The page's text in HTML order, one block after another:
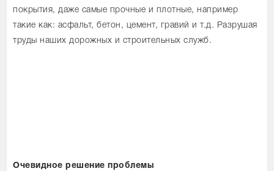
покрытия, даже самые прочные и плотные, например
такие как: асфальт, бетон, цемент, гравий и т.д. Разрушая
труды наших дорожных и строительных служб.
Очевидное решение проблемы